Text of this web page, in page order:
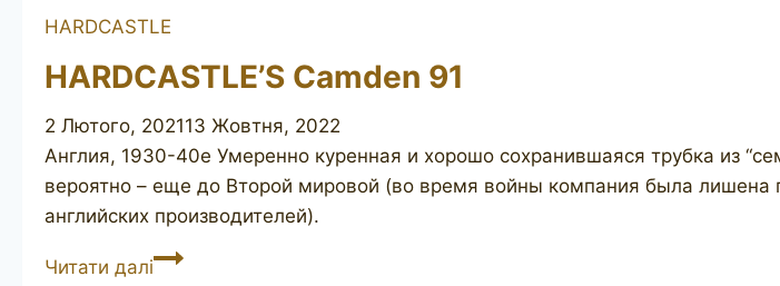
HARDCASTLE
HARDCASTLE’S Camden 91
2 Лютого, 202113 Жовтня, 2022
Англия, 1930-40е Умеренно куренная и хорошо сохранившаяся трубка из
вероятно – еще до Второй мировой (во время войны компания была лишена
английских производителей).
Читати даліHARDCASTLE’S